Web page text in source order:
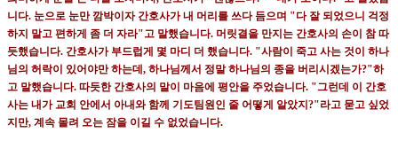
니다. 눈으로 눈만 깜박이자 간호사가 내 머리를 쓰다 듬으며 "다 잘 되었으니 걱정
하지 말고 편하게 좀 더 자라"고 말했습니다. 머릿결을 만지는 간호사의 손이 참 따
듯했습니다. 간호사가 부드럽게 몇 마디 더 했습니다. "사람이 죽고 사는 것이 하나
님의 허락이 있어야만 하는데 , 하나님께서 정말 하나님의 종을 버리시겠는가?"하
고 말했습니다. 따듯한 간호사의 말이 마음에 평안을 주었습니다. "그런데 이 간호
사는 내가 교회 안에서 아내와 함께 기도팀원인 줄 어떻게 알았지 ?"라고 묻고 싶었
지만, 계속 몰려 오는 잠을 이길 수 없었습니다.